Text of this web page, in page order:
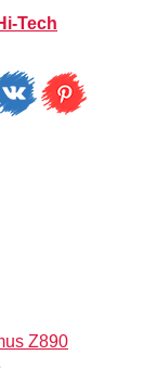
Tech
Z890